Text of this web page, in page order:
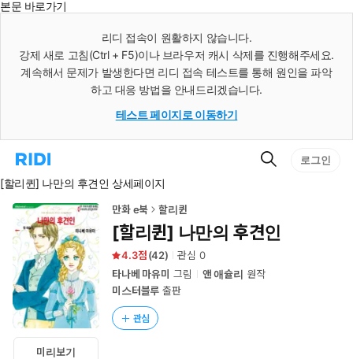
본문 바로가기
리디 접속이 원활하지 않습니다.
강제 새로 고침(Ctrl + F5)이나 브라우저 캐시 삭제를 진행해주세요.
계속해서 문제가 발생한다면 리디 접속 테스트를 통해 원인을 파악
하고 대응 방법을 안내드리겠습니다.
테스트 페이지로 이동하기
리
홈
로
이
동
검
로그인
[할리퀸] 나만의 후견인 상세페이지
미리보기
만화 e북 할리퀸
[할리퀸] 나만의 후견인
4.3 (42) 관심 0
타나베 마유미 그림 앤 애슐리 원작
미스터블루 출판
관심